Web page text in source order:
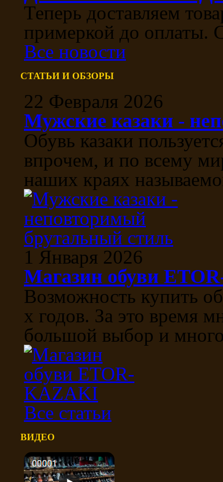
Теперь доставляем
примеркой до оплаты.
Все новости
СТАТЬИ И ОБЗОРЫ
22 Февраля 2026
Мужские казаки -
Обувь казаки
впрочем, и по всему
наших краях
1 Января 2026
Магазин обуви
Возможность купить
х годов. За это время
большой выбор и
Все статьи
ВИДЕО